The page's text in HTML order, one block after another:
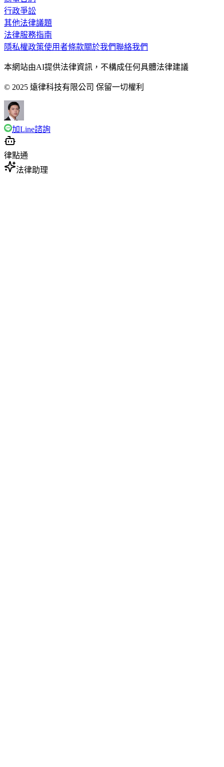
行政爭訟
其他法律議題
法律服務指南
隱私權政策使用者條款關於我們聯絡我們
本網站由AI提供法律資訊，不構成任何具體法律建議
© 2025 遠律科技有限公司 保留一切權利
加Line諮詢
律點通
法律助理